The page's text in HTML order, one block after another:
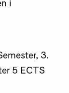
3.
5 ECTS